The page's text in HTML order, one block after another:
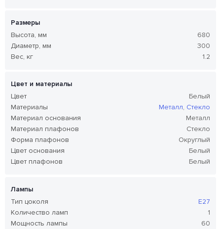
Размеры
Высота, мм
680
Диаметр, мм
300
Вес, кг
1.2
Цвет и материалы
Цвет
Белый
Материалы
Металл, Стекло
Материал основания
Металл
Материал плафонов
Стекло
Форма плафонов
Округлый
Цвет основания
Белый
Цвет плафонов
Белый
Лампы
Тип цоколя
E27
Количество ламп
1
Мощность лампы
60